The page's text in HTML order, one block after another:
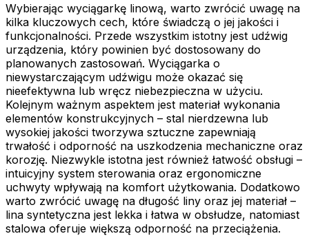
Wybierając wyciągarkę linową, warto zwrócić uwagę na
kilka kluczowych cech, które świadczą o jej jakości i
funkcjonalności. Przede wszystkim istotny jest udźwig
urządzenia, który powinien być dostosowany do
planowanych zastosowań. Wyciągarka o
niewystarczającym udźwigu może okazać się
nieefektywna lub wręcz niebezpieczna w użyciu.
Kolejnym ważnym aspektem jest materiał wykonania
elementów konstrukcyjnych – stal nierdzewna lub
wysokiej jakości tworzywa sztuczne zapewniają
trwałość i odporność na uszkodzenia mechaniczne oraz
korozję. Niezwykle istotna jest również łatwość obsługi –
intuicyjny system sterowania oraz ergonomiczne
uchwyty wpływają na komfort użytkowania. Dodatkowo
warto zwrócić uwagę na długość liny oraz jej materiał –
lina syntetyczna jest lekka i łatwa w obsłudze, natomiast
stalowa oferuje większą odporność na przeciążenia.